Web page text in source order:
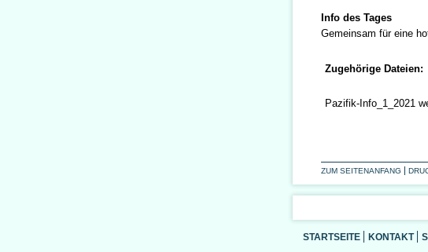
Info des Tages
Gemeinsam für eine
Zugehörige Dateien:
Pazifik-Info_1_2021
ZUM SEITENANFANG
STARTSEITE KONTAKT